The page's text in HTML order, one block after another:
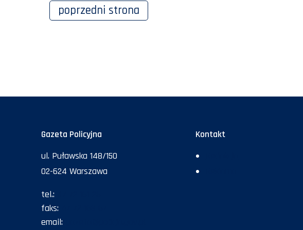
poprzedni strona
Gazeta Policyjna
ul. Puławska 148/150
02-624 Warszawa
tel.:
faks:
email:
Kontakt